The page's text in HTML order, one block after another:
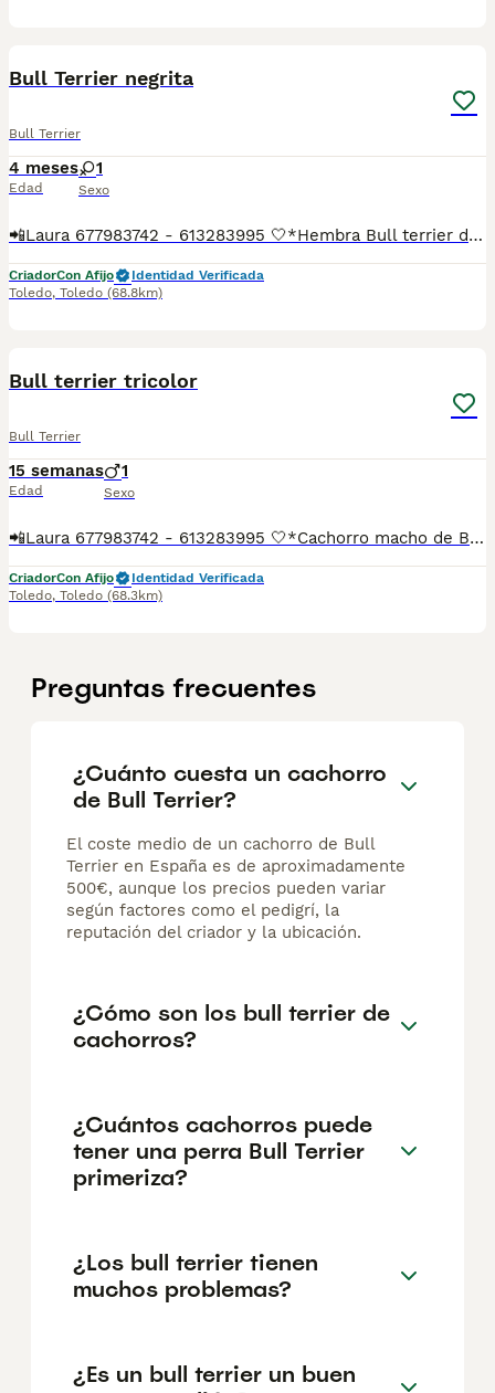
Bull Terrier negrita
Bull Terrier
4 meses
Edad
1
Sexo
📲Laura 677983742 - 613283995 🤍*Hembra Bull terrier de color negra con corbata , la perrita es la de las fotos*🤍 ¿Buscas un nuevo compañero para tu hogar? ❤️ Tenemos preciosos cachorros listos para encontrar una familia responsable. ✅ Vacunados ✅ Desparasitados ✅ Cartilla sanitaria ✅ Garantías incluidas ✅ Máxima atención y cuidado Se hacen envíos a toda España: Andalucía: Almería, Cádiz, Córdoba, Granada, Huelva, Jaén, Málaga, Sevilla.Aragón: Huesca, Teruel, Zaragoza.Asturias: Oviedo.Baleares: Palma.Canarias: Las Palmas de Gran Canaria, Santa Cruz de Tenerife.Cantabria: Santander.Castilla-La Mancha: Albacete, Ciudad Real, Cuenca, Guadalajara, Toledo.Castilla y León: Ávila, Burgos, León, Palencia, Salamanca, Segovia, Soria, Valladolid, Zamora.Cataluña: Barcelona, Gerona (Girona), Lérida (Lleida), Tarragona.Comunidad Valenciana: Alicante, Castellón de la Plana, Valencia.Extremadura: Badajoz, Cáceres.Galicia: La Coruña (A Coruña), Lugo, Orense (Ourense), Pontevedra.La Rioja: Logroño.Madrid: Madrid.Murcia: Murcia.Navarra: Pamplona.País Vasco: Bilbao (Vizcaya), San Sebastián (Guipúzcoa), Vitoria (Álava). 🐾 Cachorros sanos, sociables y criados con mucho cariño. 📲 ¡Pregunta sin compromiso por disponibilidad, fotos y precios por mensaje privado!
CriadorCon Afijo
Identidad Verificada
Toledo, Toledo (68.8km)
Bull terrier tricolor
Bull Terrier
15 semanas
Edad
1
Sexo
📲Laura 677983742 - 613283995 🤍*Cachorro macho de Bull terrier tricolor *🤍 ¿Buscas un nuevo compañero para tu hogar? ❤️ Tenemos preciosos cachorros listos para encontrar una familia responsable. ✅ Vacunados ✅ Desparasitados ✅ Cartilla sanitaria ✅ Garantías incluidas ✅ Máxima atención y cuidado Se hacen envíos a toda España: Andalucía: Almería, Cádiz, Córdoba, Granada, Huelva, Jaén, Málaga, Sevilla.Aragón: Huesca, Teruel, Zaragoza.Asturias: Oviedo.Baleares: Palma.Canarias: Las Palmas de Gran Canaria, Santa Cruz de Tenerife.Cantabria: Santander.Castilla-La Mancha: Albacete, Ciudad Real, Cuenca, Guadalajara, Toledo.Castilla y León: Ávila, Burgos, León, Palencia, Salamanca, Segovia, Soria, Valladolid, Zamora.Cataluña: Barcelona, Gerona (Girona), Lérida (Lleida), Tarragona.Comunidad Valenciana: Alicante, Castellón de la Plana, Valencia.Extremadura: Badajoz, Cáceres.Galicia: La Coruña (A Coruña), Lugo, Orense (Ourense), Pontevedra.La Rioja: Logroño.Madrid: Madrid.Murcia: Murcia.Navarra: Pamplona.País Vasco: Bilbao (Vizcaya), San Sebastián (Guipúzcoa), Vitoria (Álava). 🐾 Cachorros sanos, sociables y criados con mucho cariño. 📲 ¡Pregunta sin compromiso por disponibilidad, fotos y precios por mensaje privado!
CriadorCon Afijo
Identidad Verificada
Toledo, Toledo (68.3km)
Preguntas frecuentes
¿Cuánto cuesta un cachorro
de Bull Terrier?
El coste medio de un cachorro de Bull
Terrier en España es de aproximadamente
500€, aunque los precios pueden variar
según factores como el pedigrí, la
reputación del criador y la ubicación.
¿Cómo son los bull terrier de
cachorros?
¿Cuántos cachorros puede
tener una perra Bull Terrier
primeriza?
¿Los bull terrier tienen
muchos problemas?
¿Es un bull terrier un buen